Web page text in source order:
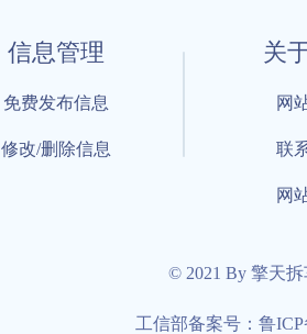
信息管理
免费发布信息
修改/删除信息
关
网
联
网
© 2021 By 擎天
工信部备案号：鲁